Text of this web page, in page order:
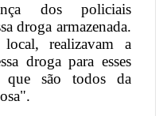
dos policiais
droga armazenada.
realizavam a
droga para esses
que são todos da